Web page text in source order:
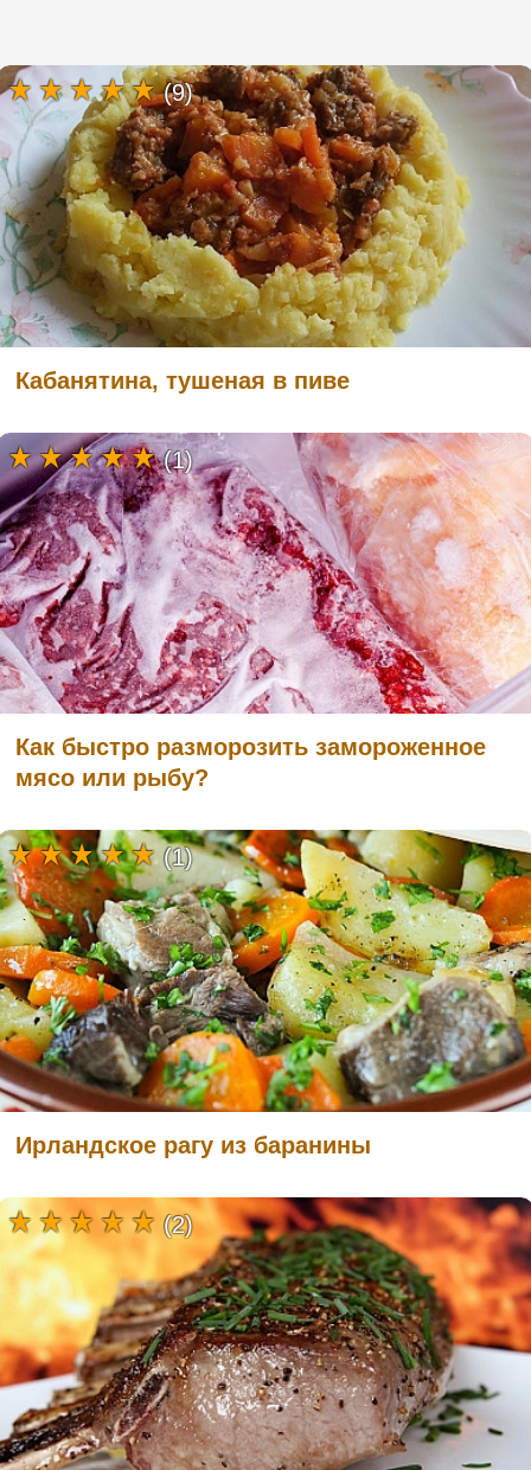
Кабанятина, тушеная в пиве
(9)
Как быстро разморозить замороженное
мясо или рыбу?
(1)
Ирландское рагу из баранины
(1)
(2)